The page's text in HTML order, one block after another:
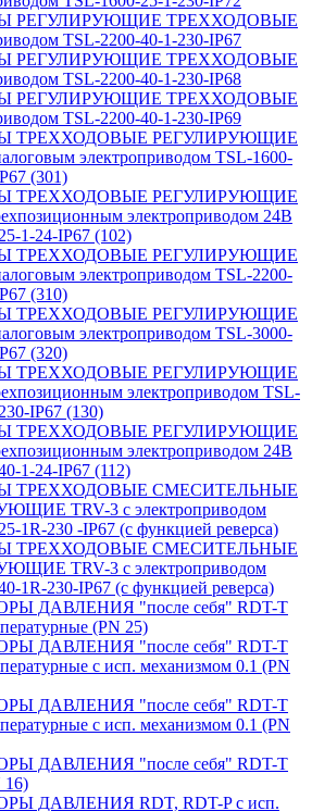
РЕГУЛИРУЮЩИЕ ТРЕХХОДОВЫЕ
TSL-2200-40-1-230-IP67
РЕГУЛИРУЮЩИЕ ТРЕХХОДОВЫЕ
TSL-2200-40-1-230-IP68
РЕГУЛИРУЮЩИЕ ТРЕХХОДОВЫЕ
TSL-2200-40-1-230-IP69
ТРЕХХОДОВЫЕ РЕГУЛИРУЮЩИЕ
электроприводом TSL-1600-
(301)
ТРЕХХОДОВЫЕ РЕГУЛИРУЮЩИЕ
электроприводом 24В
1-24-IP67 (102)
ТРЕХХОДОВЫЕ РЕГУЛИРУЮЩИЕ
электроприводом TSL-2200-
(310)
ТРЕХХОДОВЫЕ РЕГУЛИРУЮЩИЕ
электроприводом TSL-3000-
(320)
ТРЕХХОДОВЫЕ РЕГУЛИРУЮЩИЕ
электроприводом TSL-
IP67 (130)
ТРЕХХОДОВЫЕ РЕГУЛИРУЮЩИЕ
электроприводом 24В
1-24-IP67 (112)
ТРЕХХОДОВЫЕ СМЕСИТЕЛЬНЫЕ
TRV-3 с электроприводом
1R-230 -IP67 (с функцией реверса)
ТРЕХХОДОВЫЕ СМЕСИТЕЛЬНЫЕ
TRV-3 с электроприводом
1R-230-IP67 (с функцией реверса)
ДАВЛЕНИЯ "после себя" RDT-T
(PN 25)
ДАВЛЕНИЯ "после себя" RDT-T
с исп. механизмом 0.1 (PN
ДАВЛЕНИЯ "после себя" RDT-T
с исп. механизмом 0.1 (PN
ДАВЛЕНИЯ "после себя" RDT-T
16)
ДАВЛЕНИЯ RDT, RDT-P с исп.